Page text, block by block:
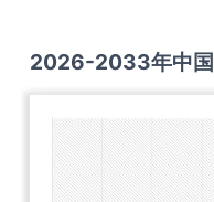
2026-2033年中国